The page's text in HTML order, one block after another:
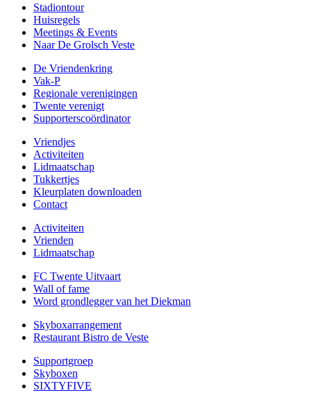
Stadiontour
Huisregels
Meetings & Events
Naar De Grolsch Veste
De Vriendenkring
Vak-P
Regionale verenigingen
Twente verenigt
Supporterscoördinator
Vriendjes
Activiteiten
Lidmaatschap
Tukkertjes
Kleurplaten downloaden
Contact
Activiteiten
Vrienden
Lidmaatschap
FC Twente Uitvaart
Wall of fame
Word grondlegger van het Diekman
Skyboxarrangement
Restaurant Bistro de Veste
Supportgroep
Skyboxen
SIXTYFIVE